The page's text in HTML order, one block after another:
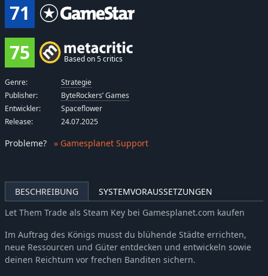
BESCHREIBUNG
SYSTEMVORAUSSETZUNGEN
Let Them Trade als Steam Key bei Gamesplanet.com kaufen
Im Auftrag des Königs musst du blühende Städte errichten,
neue Ressourcen und Güter entdecken und entwickeln sowie
deinen Reichtum vor frechen Banditen sichern.
71
75
Based on 5 critics
Genre:
Strategie
Publisher:
ByteRockers’ Games
Entwickler:
Spaceflower
Release:
24.07.2025
Probleme? » Gamesplanet Support